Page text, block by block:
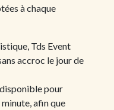
à chaque
Tds Event
accroc le jour de
pour
afin que